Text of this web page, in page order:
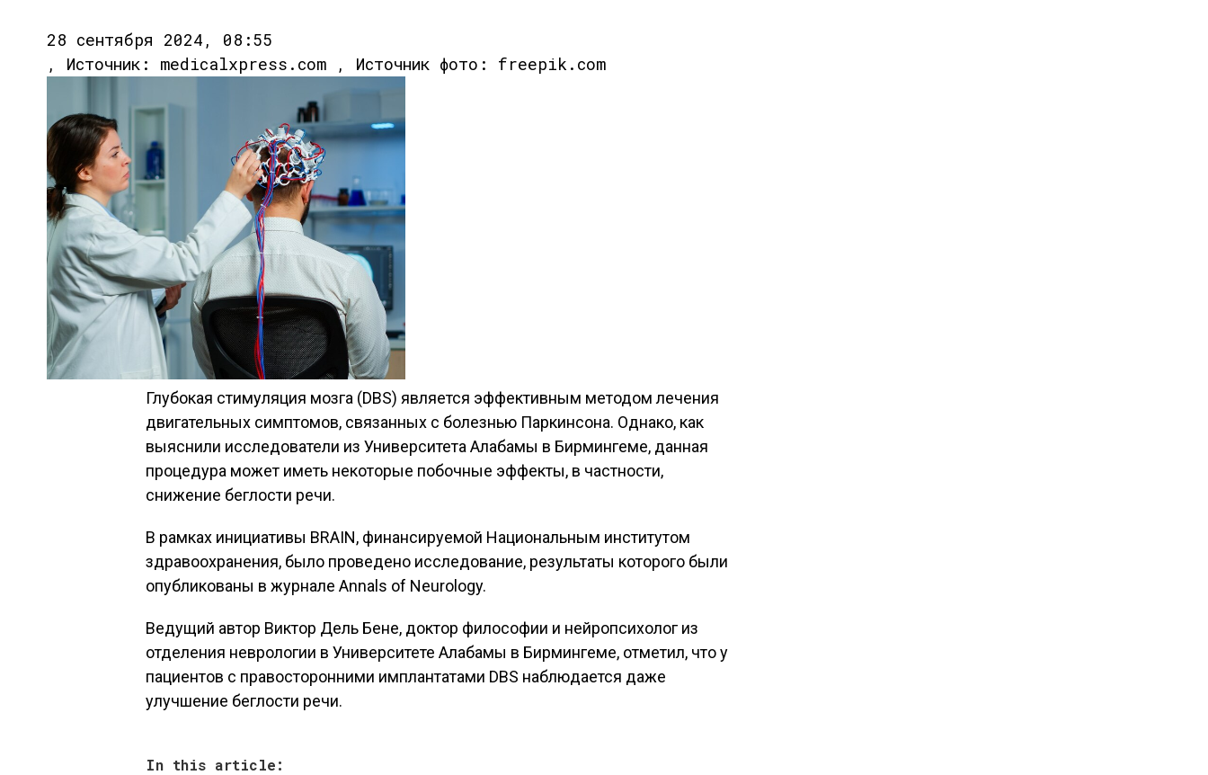
28 сентября 2024, 08:55
, Источник: medicalxpress.com , Источник фото: freepik.com
Глубокая стимуляция мозга (DBS) является эффективным методом лечения
двигательных симптомов, связанных с болезнью Паркинсона. Однако, как
выяснили исследователи из Университета Алабамы в Бирмингеме, данная
процедура может иметь некоторые побочные эффекты, в частности,
снижение беглости речи.
В рамках инициативы BRAIN, финансируемой Национальным институтом
здравоохранения, было проведено исследование, результаты которого были
опубликованы в журнале Annals of Neurology.
Ведущий автор Виктор Дель Бене, доктор философии и нейропсихолог из
отделения неврологии в Университете Алабамы в Бирмингеме, отметил, что у
пациентов с правосторонними имплантатами DBS наблюдается даже
улучшение беглости речи.
In this article: